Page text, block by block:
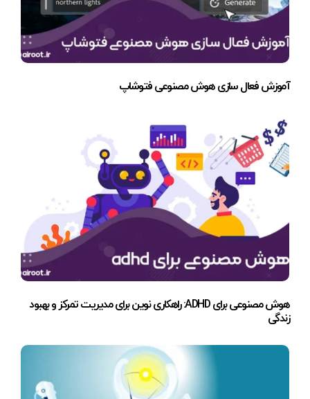
آموزش فعال سازی هوش مصنوعی فتوشاپ
هوش مصنوعی برای ADHD: راهکاری نوین برای مدیریت تمرکز و بهبود
زندگی